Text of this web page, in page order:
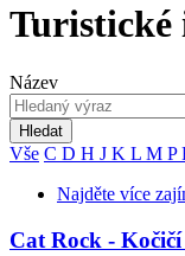
Turistické
Název
Hledat
Vše C D H J K L M P
Najděte více
Cat Rock - Kočičí